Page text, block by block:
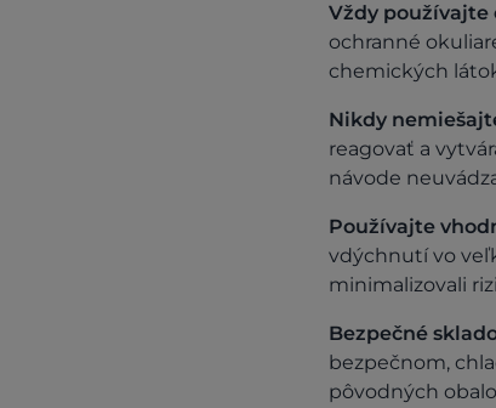
Vždy používajte
ochranné
chemických
Nikdy
reagovať a
návode
Používajte
vdýchnutí vo
minimalizovali
Bezpečné
bezpečnom,
pôvodných